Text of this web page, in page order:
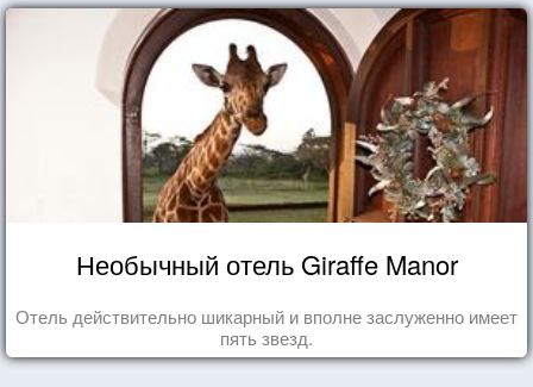
Необычный отель Giraffe Manor
Отель действительно шикарный и вполне заслуженно имеет
пять звезд.